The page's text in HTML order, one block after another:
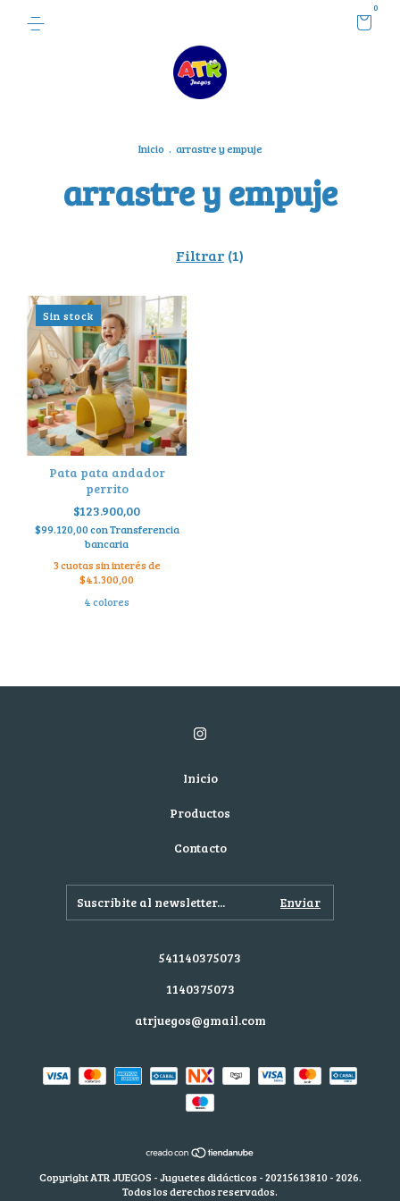
0
Inicio . arrastre y empuje
arrastre y empuje
Filtrar (1)
Sin stock
Pata pata andador
perrito
$123.900,00
$99.120,00conTransferencia
bancaria
3cuotas sin interés de
$41.300,00
4 colores
Inicio
Productos
Contacto
541140375073
1140375073
atrjuegos@gmail.com
Copyright ATR JUEGOS - Juguetes didácticos - 20215613810 - 2026.
Todos los derechos reservados.